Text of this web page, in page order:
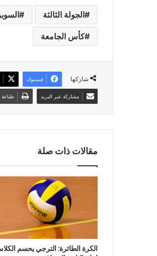
الجولة الثالثة
كأس الجامعة
شاركها فيسبوك
مشاركة عبر البريد طباعة
مقالات ذات صلة
الكرة الطائرة: الترجي يحسم